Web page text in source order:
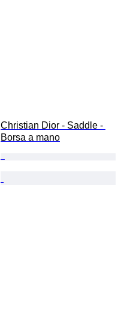
Christian Dior - Saddle -
Borsa a mano